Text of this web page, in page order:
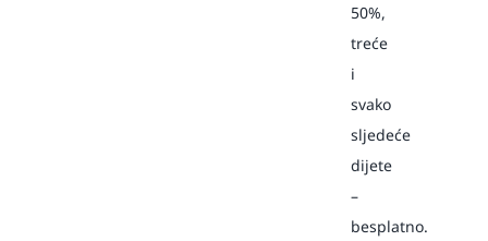
50%,
treće
i
svako
sljedeće
dijete
–
besplatno.